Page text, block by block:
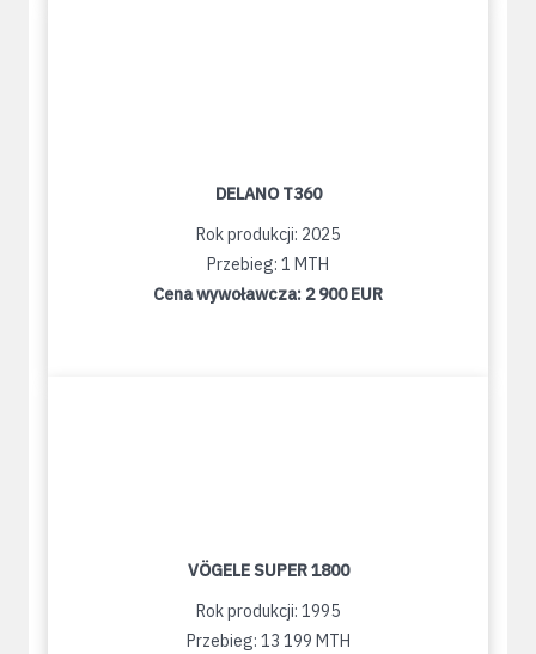
DELANO T360
Rok produkcji: 2025
Przebieg: 1 MTH
Cena wywoławcza: 2 900 EUR
VÖGELE SUPER 1800
Rok produkcji: 1995
Przebieg: 13 199 MTH